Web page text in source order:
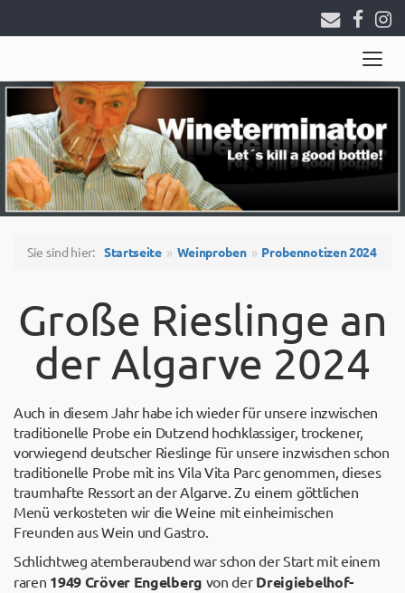
Sie sind hier: Startseite Weinproben Probennotizen 2024
Große Rieslinge an
der Algarve 2024
Auch in diesem Jahr habe ich wieder für unsere inzwischen
traditionelle Probe ein Dutzend hochklassiger, trockener,
vorwiegend deutscher Rieslinge für unsere inzwischen schon
traditionelle Probe mit ins Vila Vita Parc genommen, dieses
traumhafte Ressort an der Algarve. Zu einem göttlichen
Menü verkosteten wir die Weine mit einheimischen
Freunden aus Wein und Gastro.
Schlichtweg atemberaubend war schon der Start mit einem
raren 1949 Cröver Engelberg von der Dreigiebelhof-